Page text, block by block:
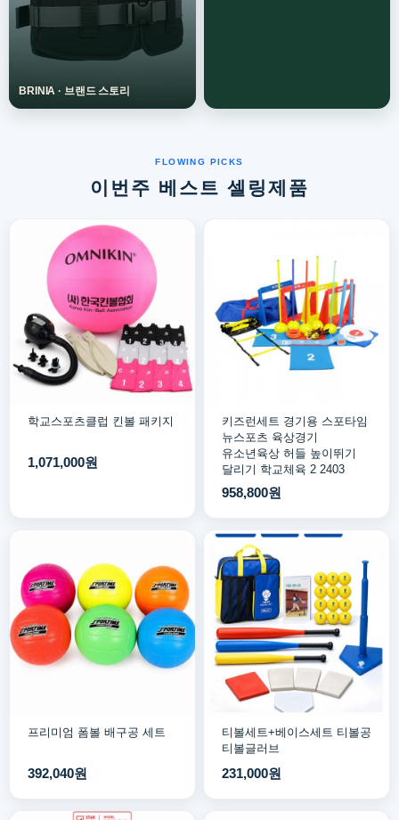
이번주 베스트 셀링제품
학교스포츠클럽 킨볼 패키지
1,071,000원
키즈런세트 경기용 스포타임
뉴스포츠 육상경기
유소년육상 허들 높이뛰기
달리기 학교체육 2 2403
958,800원
프리미엄 폼볼 배구공 세트
392,040원
티볼세트+베이스세트 티볼공
티볼글러브
231,000원